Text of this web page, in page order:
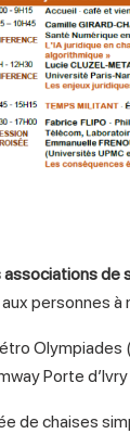
associations de
personnes
Porte
de chaises